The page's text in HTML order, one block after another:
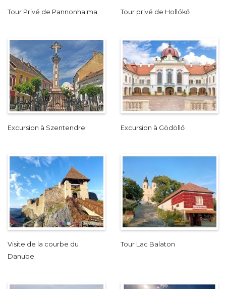
Tour Privé de Pannonhalma Tour privé de Hollókő
Excursion à Szentendre Excursion à Gödöllő
Visite de la courbe du
Danube
Tour Lac Balaton